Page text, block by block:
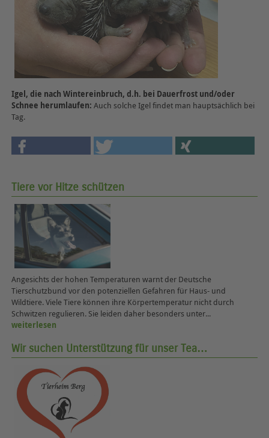
Igel, die nach Wintereinbruch, d.h. bei Dauerfrost und/oder
Schnee herumlaufen: Auch solche Igel findet man hauptsächlich bei
Tag.
Tiere vor Hitze schützen
Angesichts der hohen Temperaturen warnt der Deutsche
Tierschutzbund vor den potenziellen Gefahren für Haus- und
Wildtiere. Viele Tiere können ihre Körpertemperatur nicht durch
Schwitzen regulieren. Sie leiden daher besonders unter...
weiterlesen
Wir suchen Unterstützung für unser Tea…